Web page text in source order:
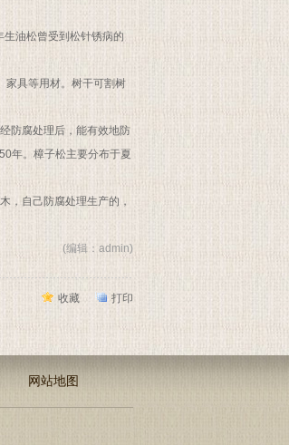
油松曾受到松针锈病的
家具等用材。树干可割树
防腐处理后，能有效地防
年。樟子松主要分布于夏
，自己防腐处理生产的，
(编辑：admin)
收藏 打印
网站地图